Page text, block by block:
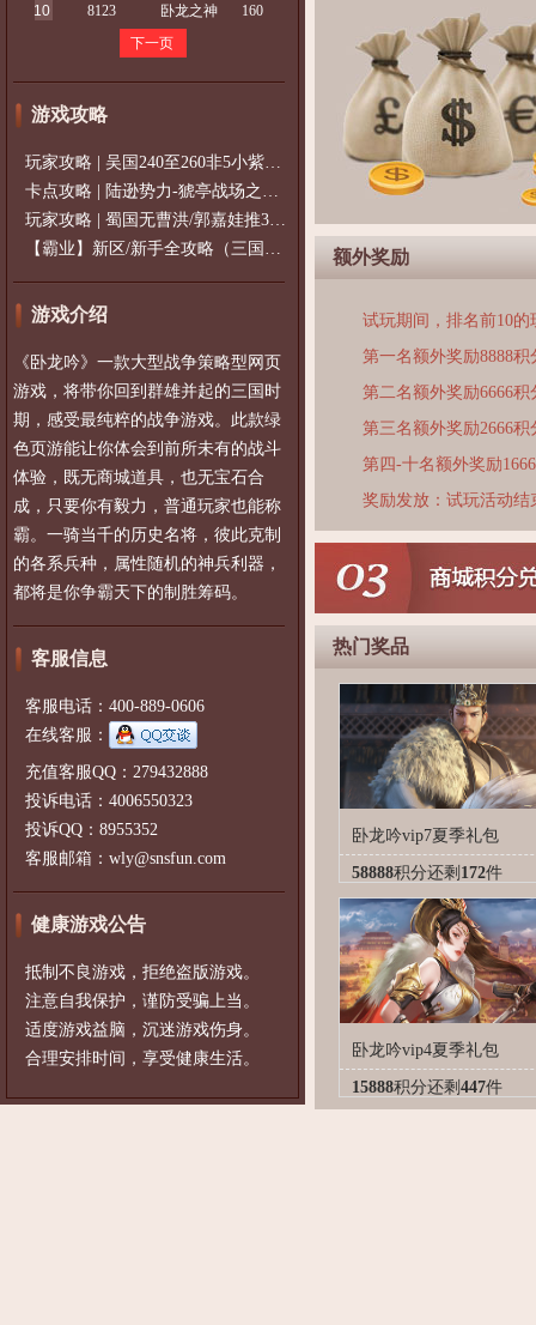
10 8123 卧龙之神
160
下一页
游戏攻略
玩家攻略 | 吴国240至260非5小紫过策免
卡点攻略 | 陆逊势力-猇亭战场之陆逊
玩家攻略 | 蜀国无曹洪/郭嘉娃推375级，
【霸业】新区/新手全攻略（三国通用）2
游戏介绍
《卧龙吟》一款大型战争策略型网页
游戏，将带你回到群雄并起的三国时
期，感受最纯粹的战争游戏。此款绿
色页游能让你体会到前所未有的战斗
体验，既无商城道具，也无宝石合
成，只要你有毅力，普通玩家也能称
霸。一骑当千的历史名将，彼此克制
的各系兵种，属性随机的神兵利器，
都将是你争霸天下的制胜筹码。
客服信息
客服电话：400-889-0606
在线客服：
充值客服QQ：279432888
投诉电话：4006550323
投诉QQ：8955352
客服邮箱：wly@snsfun.com
健康游戏公告
抵制不良游戏，拒绝盗版游戏。
注意自我保护，谨防受骗上当。
适度游戏益脑，沉迷游戏伤身。
合理安排时间，享受健康生活。
额外奖励
试玩期间，排名前10
第一名额外奖励8888积
第二名额外奖励6666积
第三名额外奖励2666积
第四-十名额外奖励
奖励发放：试玩活动
热门奖品
卧龙吟vip7夏季礼包
58888积分还剩 172件
卧龙吟vip4夏季礼包
15888积分还剩 447件